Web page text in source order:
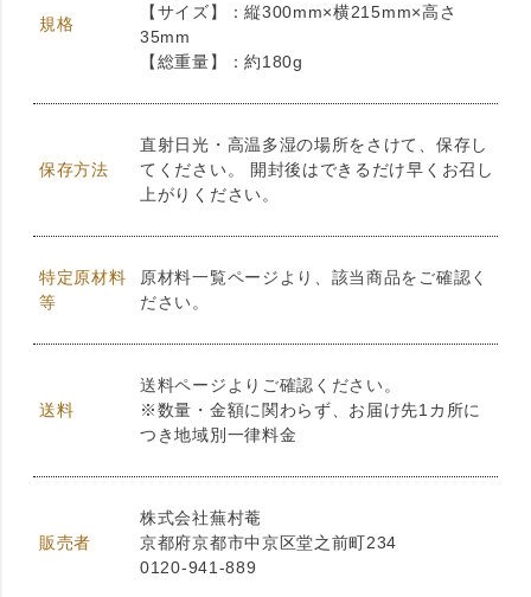
規格
【サイズ】：縦300mm×横215mm×高さ
35mm
【総重量】：約180g
保存方法
直射日光・高温多湿の場所をさけて、保存し
てください。 開封後はできるだけ早くお召し
上がりください。
特定原材料
等
原材料一覧ページより、該当商品をご確認く
ださい。
送料
送料ページよりご確認ください。
※数量・金額に関わらず、お届け先1カ所に
つき地域別一律料金
販売者
株式会社蕪村菴
京都府京都市中京区堂之前町234
0120-941-889